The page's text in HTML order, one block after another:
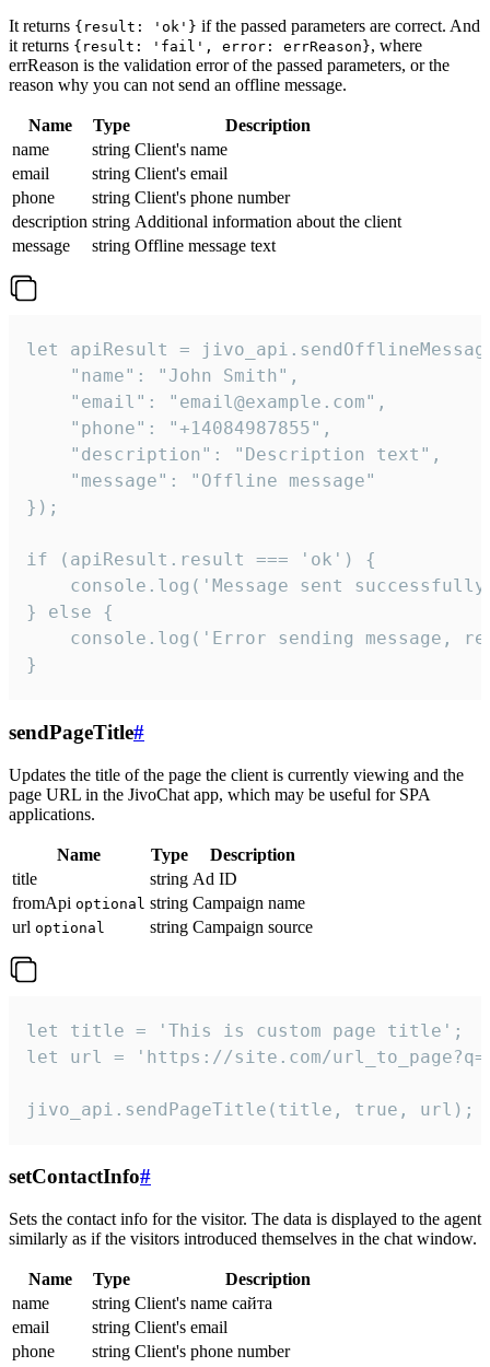
It returns {result: 'ok'} if the passed parameters are correct. And
it returns {result: 'fail', error: errReason}, where
errReason is the validation error of the passed parameters, or the
reason why you can not send an offline message.
Name Type
Description
name
string Client's name
email
string Client's email
phone
string Client's phone number
description string Additional information about the client
message
string Offline message text
let apiResult =
    "name": "John Smith",
    "email": "email@example.com",
    "phone": "+14084987855",
    "description": "Description text",
    "message": "Offline message"
});
if (apiResult.result === 'ok') {
console.log('Message sent
} else {
console.log('Error sending message,
}
sendPageTitle#
Updates the title of the page the client is currently viewing and the
page URL in the JivoChat app, which may be useful for SPA
applications.
Name Type
Description
title
string Ad ID
fromApi optional string Campaign name
url optional string Campaign source
let title = 'This is custom page title';
let url = 'https://site.com/
jivo_api.sendPageTitle(title, true, url);
setContactInfo#
Sets the contact info for the visitor. The data is displayed to the agent
similarly as if the visitors introduced themselves in the chat window.
Name Type
Description
name
string Client's name сайта
email
string Client's email
phone
string Client's phone number